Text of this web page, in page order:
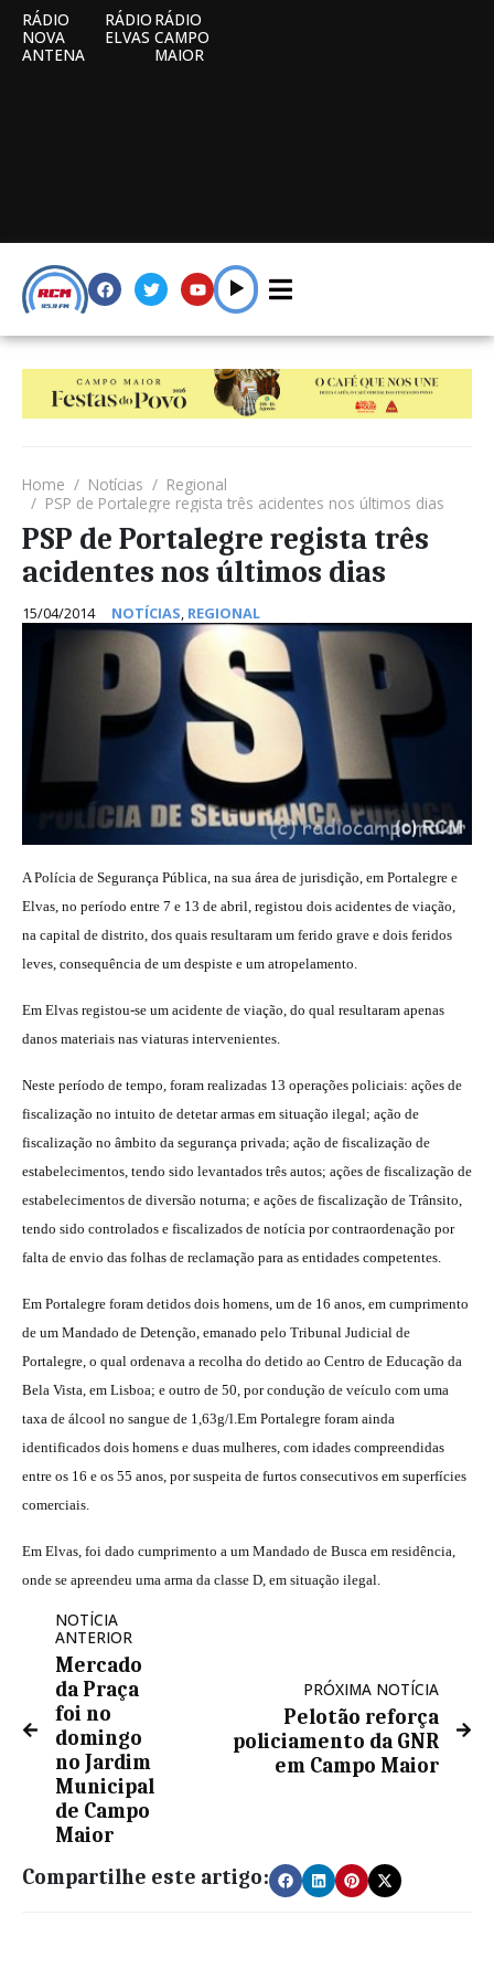
RÁDIO
NOVA
ANTENA
RÁDIO
ELVAS
RÁDIO
CAMPO
MAIOR
Home Notícias
Regional
PSP de Portalegre regista três acidentes nos últimos dias
PSP de Portalegre regista três
acidentes nos últimos dias
15/04/2014 NOTÍCIAS, REGIONAL
A Polícia de Segurança Pública, na sua área de jurisdição, em Portalegre e
Elvas, no período entre 7 e 13 de abril, registou dois acidentes de viação,
na capital de distrito, dos quais resultaram um ferido grave e dois feridos
leves, consequência de um despiste e um atropelamento.
Em Elvas registou-se um acidente de viação, do qual resultaram apenas
danos materiais nas viaturas intervenientes.
Neste período de tempo, foram realizadas 13 operações policiais: ações de
fiscalização no intuito de detetar armas em situação ilegal; ação de
fiscalização no âmbito da segurança privada; ação de fiscalização de
estabelecimentos, tendo sido levantados três autos; ações de fiscalização de
estabelecimentos de diversão noturna; e ações de fiscalização de Trânsito,
tendo sido controlados e fiscalizados de notícia por contraordenação por
falta de envio das folhas de reclamação para as entidades competentes.
Em Portalegre foram detidos dois homens, um de 16 anos, em cumprimento
de um Mandado de Detenção, emanado pelo Tribunal Judicial de
Portalegre, o qual ordenava a recolha do detido ao Centro de Educação da
Bela Vista, em Lisboa; e outro de 50, por condução de veículo com uma
taxa de álcool no sangue de 1,63g/l.Em Portalegre foram ainda
identificados dois homens e duas mulheres, com idades compreendidas
entre os 16 e os 55 anos, por suspeita de furtos consecutivos em superfícies
comerciais.
Em Elvas, foi dado cumprimento a um Mandado de Busca em residência,
onde se apreendeu uma arma da classe D, em situação ilegal.
NOTÍCIA
ANTERIOR
Mercado
da Praça
foi no
domingo
no Jardim
Municipal
de Campo
Maior
PRÓXIMA NOTÍCIA
Pelotão reforça
policiamento da GNR
em Campo Maior
Compartilhe este artigo: